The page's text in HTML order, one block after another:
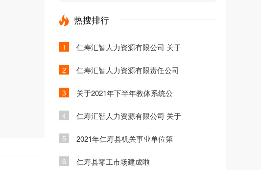
热搜排行
1 仁寿汇智人力资源有限公司 关于
2 仁寿汇智人力资源有限责任公司
3 关于2021年下半年教体系统公
4 仁寿汇智人力资源有限公司 关于
5 2021年仁寿县机关事业单位第
6 仁寿县零工市场建成啦